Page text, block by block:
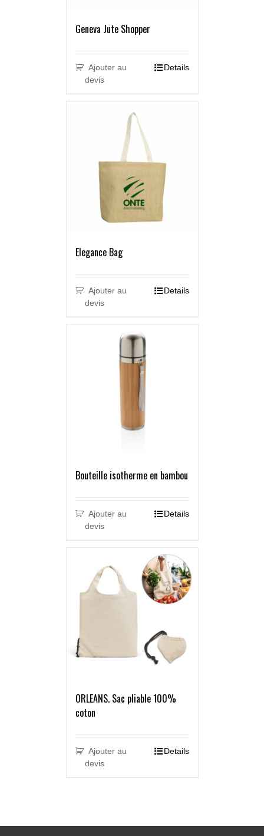
Geneva Jute Shopper
Ajouter au
devis
Details
Elegance Bag
Ajouter au
devis
Details
Bouteille isotherme en bambou
Ajouter au
devis
Details
ORLEANS. Sac pliable 100%
coton
Ajouter au
devis
Details